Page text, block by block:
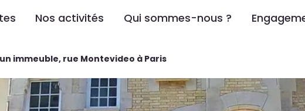
Nos activités Qui sommes-nous ?
immeuble, rue Montevideo à Paris